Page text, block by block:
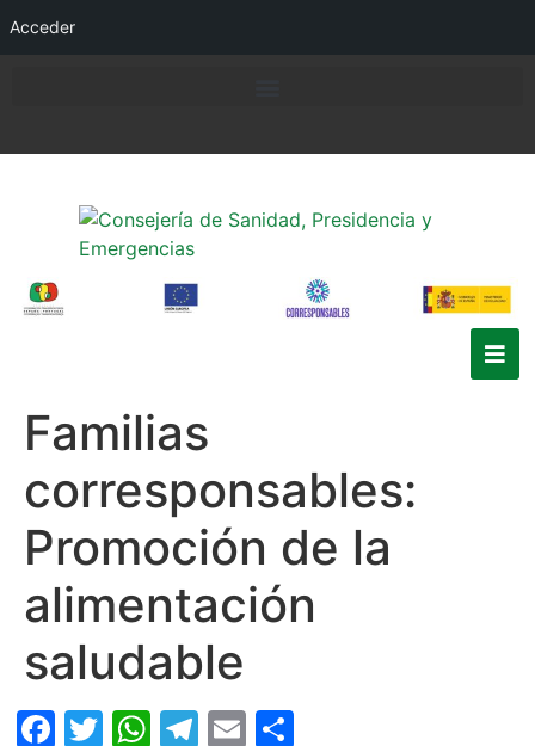
Acceder
Familias
corresponsables:
Promoción de la
alimentación
saludable
Facebook
Twitter
WhatsApp
Telegram
Email